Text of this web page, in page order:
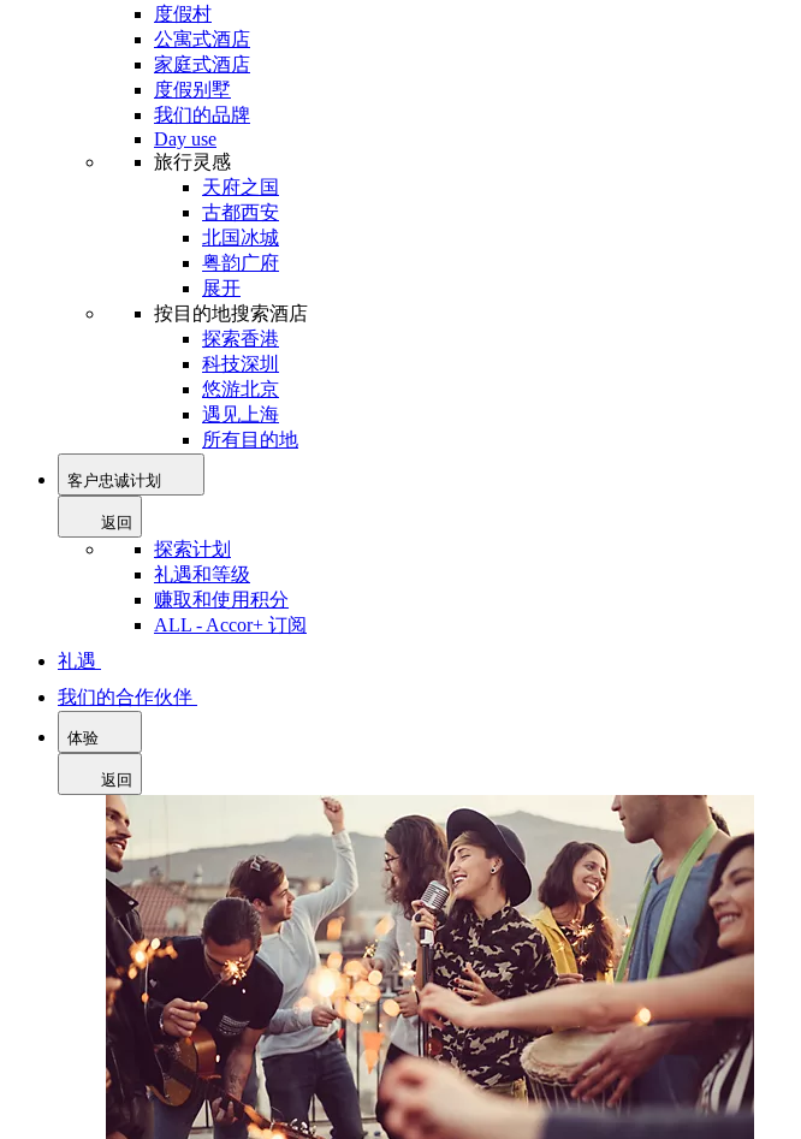
度假村
公寓式酒店
家庭式酒店
度假别墅
我们的品牌
Day use
旅行灵感
天府之国
古都西安
北国冰城
粤韵广府
展开
按目的地搜索酒店
探索香港
科技深圳
悠游北京
遇见上海
所有目的地
客户忠诚计划
返回
探索计划
礼遇和等级
赚取和使用积分
ALL - Accor+ 订阅
礼遇
我们的合作伙伴
体验
返回